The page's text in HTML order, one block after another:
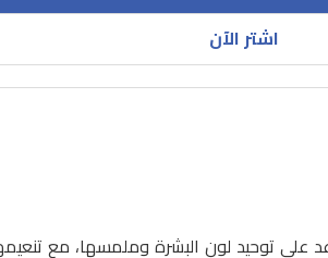
اشتر الآن